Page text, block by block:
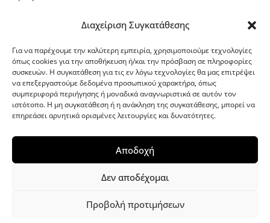
Διαχείριση Συγκατάθεσης
Για να παρέχουμε την καλύτερη εμπειρία, χρησιμοποιούμε τεχνολογίες
όπως cookies για την αποθήκευση ή/και την πρόσβαση σε πληροφορίες
συσκευών. Η συγκατάθεση για τις εν λόγω τεχνολογίες θα μας επιτρέψει
να επεξεργαστούμε δεδομένα προσωπικού χαρακτήρα, όπως
συμπεριφορά περιήγησης ή μοναδικά αναγνωριστικά σε αυτόν τον
ιστότοπο. Η μη συγκατάθεση ή η ανάκληση της συγκατάθεσης, μπορεί να
επηρεάσει αρνητικά ορισμένες λειτουργίες και δυνατότητες.
Αποδοχή
Δεν αποδέχομαι
Προβολή προτιμήσεων
G-point.gr